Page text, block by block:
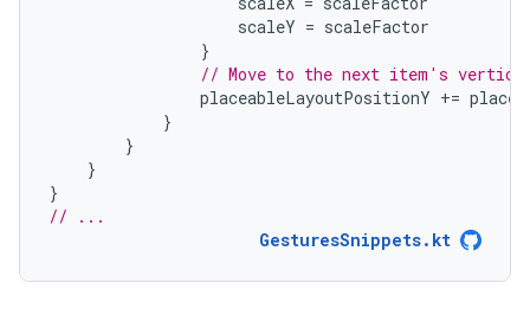
scaleY = scaleFactor
}
// Move to the next item's
placeableLayoutPositionY +=
}
}
}
}
// ...
GesturesSnippets.kt